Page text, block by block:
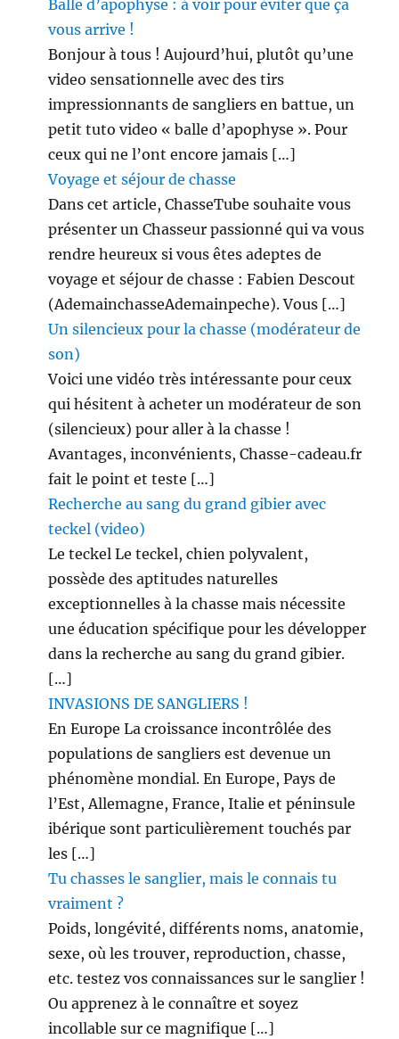
Balle d’apophyse : à voir pour éviter que ça
vous arrive !
Bonjour à tous ! Aujourd’hui, plutôt qu’une
video sensationnelle avec des tirs
impressionnants de sangliers en battue, un
petit tuto video « balle d’apophyse ». Pour
ceux qui ne l’ont encore jamais […]
Voyage et séjour de chasse
Dans cet article, ChasseTube souhaite vous
présenter un Chasseur passionné qui va vous
rendre heureux si vous êtes adeptes de
voyage et séjour de chasse : Fabien Descout
(AdemainchasseAdemainpeche). Vous […]
Un silencieux pour la chasse (modérateur de
son)
Voici une vidéo très intéressante pour ceux
qui hésitent à acheter un modérateur de son
(silencieux) pour aller à la chasse !
Avantages, inconvénients, Chasse-cadeau.fr
fait le point et teste […]
Recherche au sang du grand gibier avec
teckel (video)
Le teckel Le teckel, chien polyvalent,
possède des aptitudes naturelles
exceptionnelles à la chasse mais nécessite
une éducation spécifique pour les développer
dans la recherche au sang du grand gibier.
[…]
INVASIONS DE SANGLIERS !
En Europe La croissance incontrôlée des
populations de sangliers est devenue un
phénomène mondial. En Europe, Pays de
l’Est, Allemagne, France, Italie et péninsule
ibérique sont particulièrement touchés par
les […]
Tu chasses le sanglier, mais le connais tu
vraiment ?
Poids, longévité, différents noms, anatomie,
sexe, où les trouver, reproduction, chasse,
etc. testez vos connaissances sur le sanglier !
Ou apprenez à le connaître et soyez
incollable sur ce magnifique […]